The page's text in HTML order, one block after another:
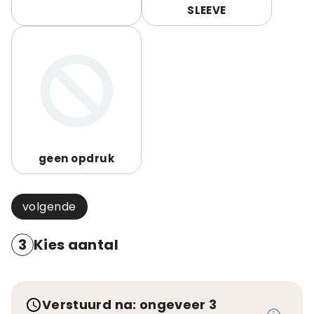
SLEEVE
geen opdruk
volgende
3 Kies aantal
Verstuurd na: ongeveer 3